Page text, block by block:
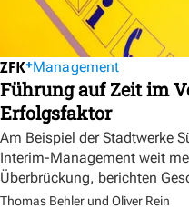
Management
Führung auf Zeit im
Erfolgsfaktor
Am Beispiel der Stadtwerke
Interim-Management weit
Überbrückung, berichten
Thomas Behler und Oliver Rein